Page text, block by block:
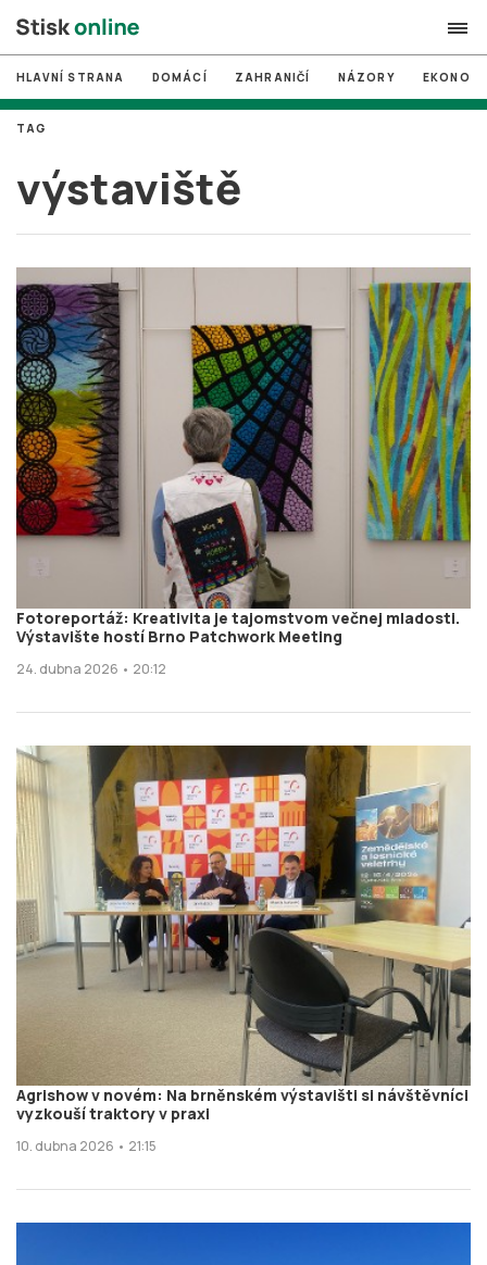
search
# MUNI
# Brno
# volby
login PŘIHLÁSIT SE
Zapomněli jste heslo?
Založit nový účet
HLAVNÍ STRANA DOMÁCÍ ZAHRANIČÍ NÁZORY
výstaviště
TAG
Fotoreportáž: Kreativita je tajomstvom večnej mladosti.
Výstavište hostí Brno Patchwork Meeting
24. dubna 2026 • 20:12
Agrishow v novém: Na brněnském výstavišti si návštěvníci
vyzkouší traktory v praxi
10. dubna 2026 • 21:15